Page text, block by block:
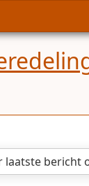
laatste bericht